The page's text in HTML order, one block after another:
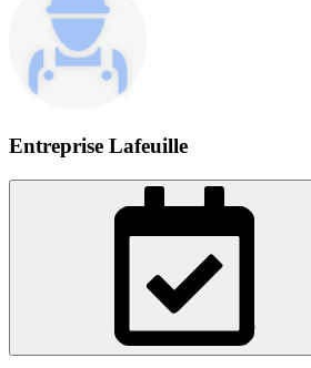
Entreprise Lafeuille